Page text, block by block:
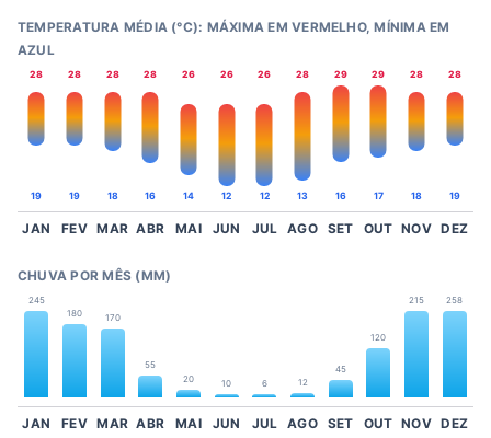
TEMPERATURA MÉDIA (°C): MÁXIMA EM VERMELHO, MÍNIMA EM
AZUL
28
19
28
19
28
18
28
16
26
14
26
12
26
12
28
13
29
16
29
17
28
18
28
19
JAN FEV MAR ABR MAI JUN JUL AGO SET OUT NOV DEZ
CHUVA POR MÊS (MM)
245
180
170
55
20
10 6 12
45
120
215 258
JAN FEV MAR ABR MAI JUN JUL AGO SET OUT NOV DEZ